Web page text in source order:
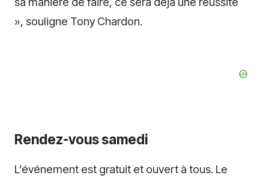
», souligne Tony Chardon.
Rendez-vous samedi
L’événement est gratuit et ouvert à tous. Le